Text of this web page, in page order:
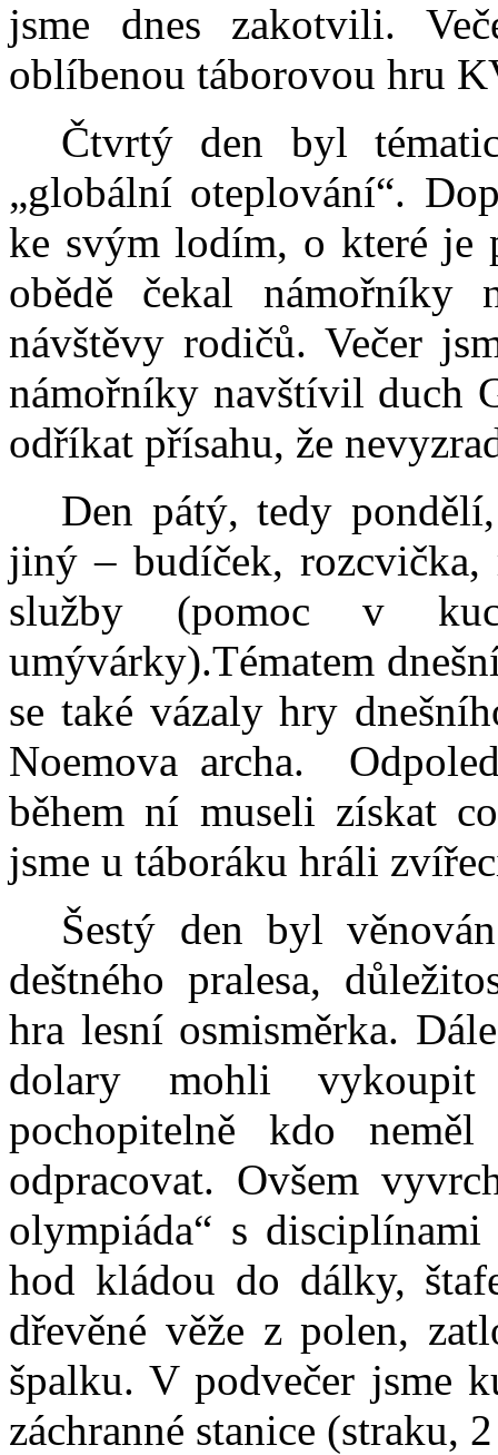
jsme dnes zakotvili.
oblíbenou táborovou hru
Čtvrtý den byl
„globální oteplování“.
ke svým lodím, o které
obědě čekal námořníky
návštěvy rodičů. Večer
námořníky navštívil duch
odříkat přísahu, že
Den pátý, tedy
jiný – budíček, rozcvička,
služby (pomoc v
umývárky).Tématem
se také vázaly hry
Noemova archa.
během ní museli získat
jsme u táboráku hráli
Šestý den byl
deštného pralesa,
hra lesní osmisměrka.
dolary mohli
pochopitelně kdo
odpracovat. Ovšem
olympiáda“ s
hod kládou do dálky,
dřevěné věže z polen,
špalku. V podvečer jsme
záchranné stanice (straku,